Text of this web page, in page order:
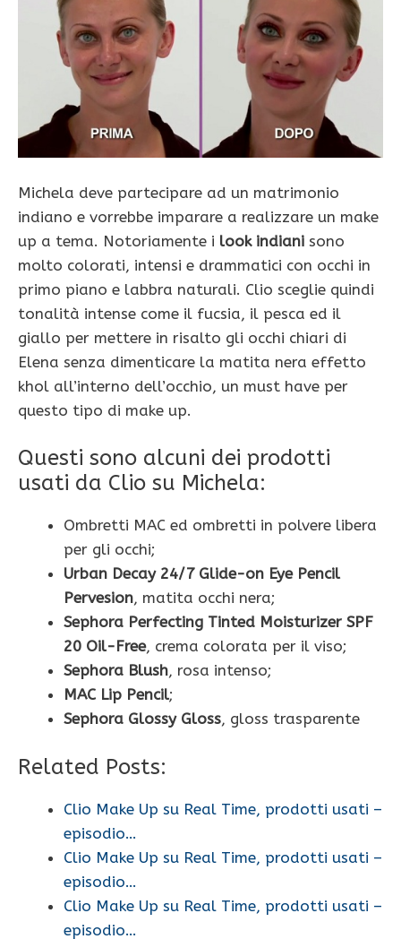
Michela deve partecipare ad un matrimonio
indiano e vorrebbe imparare a realizzare un make
up a tema. Notoriamente i look indiani sono
molto colorati, intensi e drammatici con occhi in
primo piano e labbra naturali. Clio sceglie quindi
tonalità intense come il fucsia, il pesca ed il
giallo per mettere in risalto gli occhi chiari di
Elena senza dimenticare la matita nera effetto
khol all’interno dell’occhio, un must have per
questo tipo di make up.
Questi sono alcuni dei prodotti
usati da Clio su Michela:
Ombretti MAC ed ombretti in polvere libera
per gli occhi;
Urban Decay 24/7 Glide-on Eye Pencil
Pervesion, matita occhi nera;
Sephora Perfecting Tinted Moisturizer SPF
20 Oil-Free, crema colorata per il viso;
Sephora Blush, rosa intenso;
MAC Lip Pencil;
Sephora Glossy Gloss, gloss trasparente
Related Posts:
Clio Make Up su Real Time, prodotti usati –
episodio…
Clio Make Up su Real Time, prodotti usati –
episodio…
Clio Make Up su Real Time, prodotti usati –
episodio…